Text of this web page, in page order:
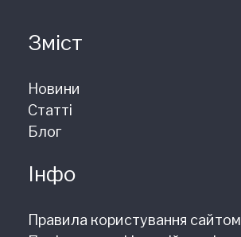
Зміст
Новини
Статті
Блог
Інфо
Правила користування сайтом